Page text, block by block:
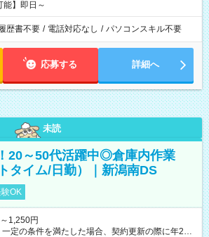
能】即日～
歴書不要 / 電話対応なし / パソコンスキル不要
応募する 詳細へ
未読
20～50代活躍中◎倉庫内作業
タイム/日勤）｜新潟南DS
OK
1,250円
定の条件を満たした場合、契約更新の際に年2回